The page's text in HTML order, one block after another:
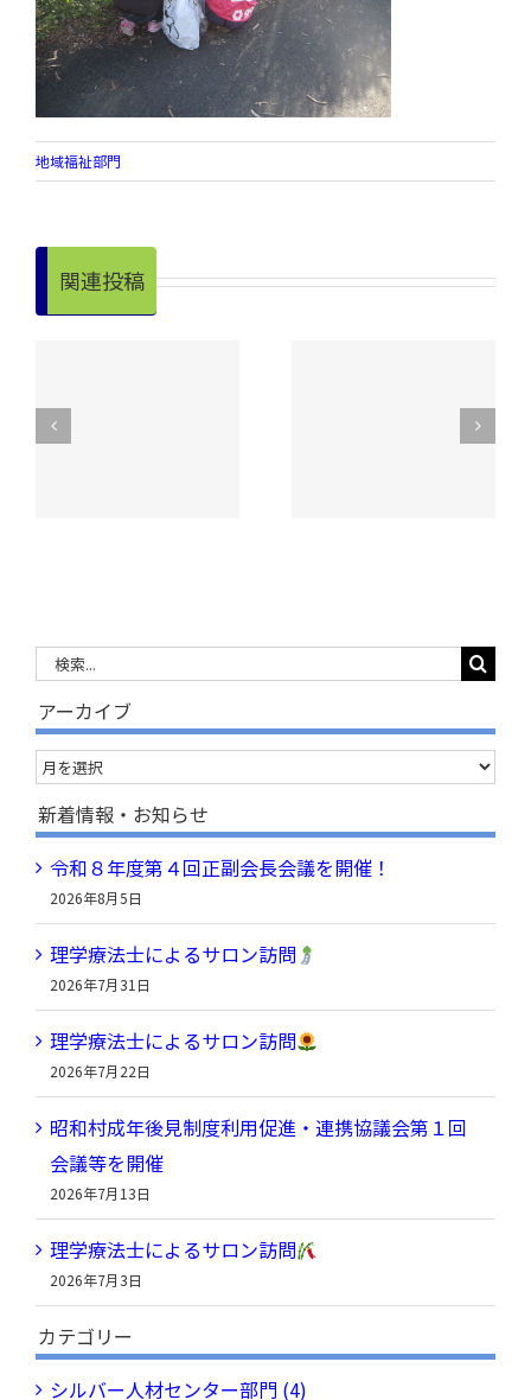
地域福祉部門
関連投稿
令和８年度 昭和
村老人クラブ連合
…
アーカイブ
ア
ー
カ
イ
ブ
新着情報・お知らせ
令和８年度第４回正副会長会議を開催！
2026年8月5日
理学療法士によるサロン訪問
2026年7月31日
理学療法士によるサロン訪問
2026年7月22日
昭和村成年後見制度利用促進・連携協議会第１回
会議等を開催
2026年7月13日
理学療法士によるサロン訪問
2026年7月3日
カテゴリー
シルバー人材センター部門 (4)